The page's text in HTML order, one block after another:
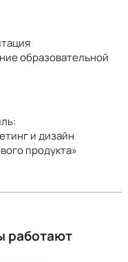
образовательной
и дизайн
продукта»
работают